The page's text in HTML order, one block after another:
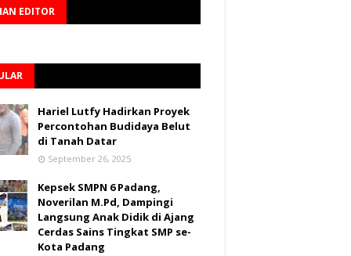
EDITOR
Hariel Lutfy Hadirkan Proyek
Percontohan Budidaya Belut
di Tanah Datar
September 26, 2025
Kepsek SMPN 6 Padang,
Noverilan M.Pd, Dampingi
Langsung Anak Didik di Ajang
Cerdas Sains Tingkat SMP se-
Kota Padang